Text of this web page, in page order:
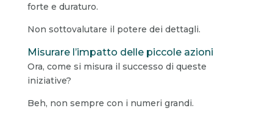
forte e duraturo.
Non sottovalutare il potere dei dettagli.
Misurare l’impatto delle piccole azioni
Ora, come si misura il successo di queste
iniziative?
Beh, non sempre con i numeri grandi.